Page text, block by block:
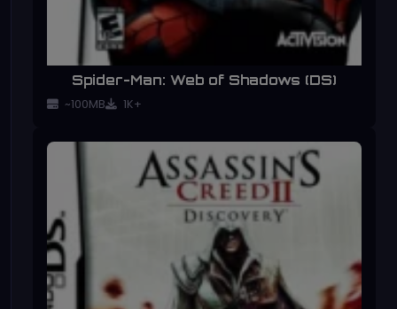
Spider-Man: Web of Shadows (DS)
~100MB 1K+